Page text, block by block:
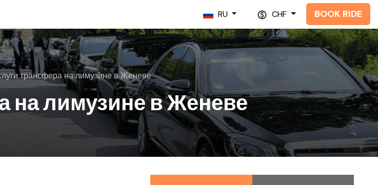
RU CHF BOOK RIDE
трансфера на лимузине в Женеве
на лимузине в Женеве